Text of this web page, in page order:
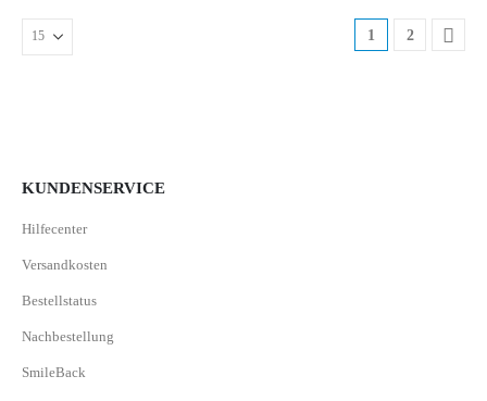
1 2
KUNDENSERVICE
Hilfecenter
Versandkosten
Bestellstatus
Nachbestellung
SmileBack